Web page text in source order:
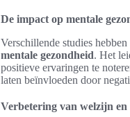
De impact op mentale
Verschillende studies
mentale gezondheid. Het
positieve ervaringen te
laten beïnvloeden door
Verbetering van welzijn en